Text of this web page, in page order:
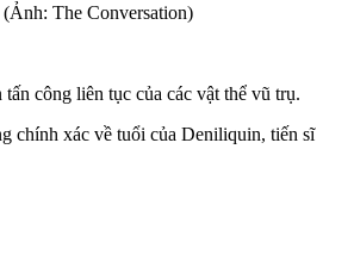
The Conversation)
công liên tục của các vật thể vũ trụ.
chính xác về tuổi của Deniliquin, tiến sĩ